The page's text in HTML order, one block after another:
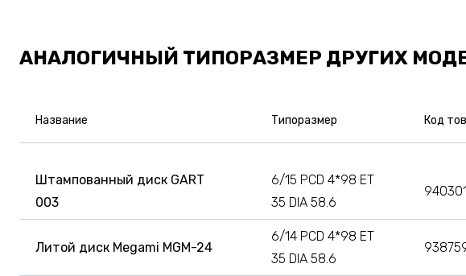
АНАЛОГИЧНЫЙ ТИПОРАЗМЕР ДРУГИХ
Название Типоразмер Код
Штампованный диск GART
003
6/15 PCD 4*98 ET
35 DIA 58.6
Литой диск Megami MGM-24
6/14 PCD 4*98 ET
35 DIA 58.6